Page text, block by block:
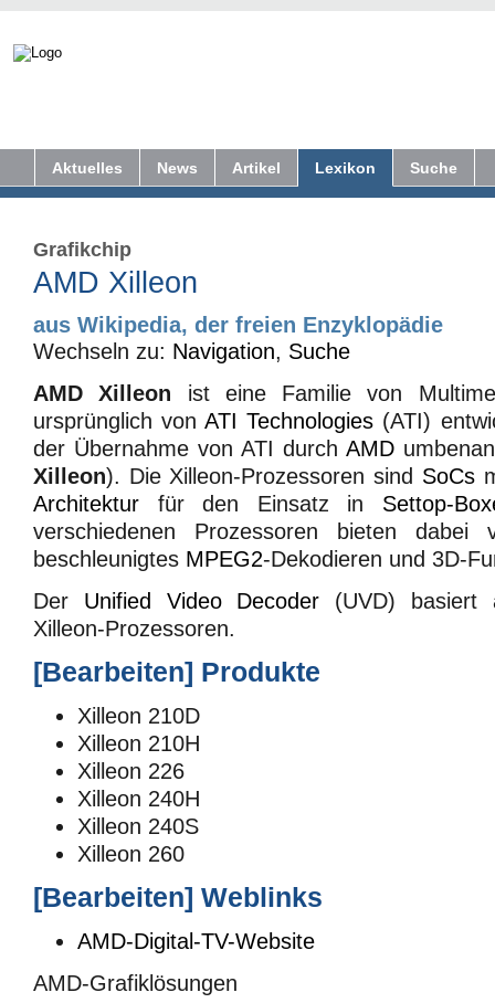
Aktuelles News Artikel Lexikon Suche
Grafikchip
AMD Xilleon
aus Wikipedia, der freien Enzyklopädie
Wechseln zu: Navigation, Suche
AMD Xilleon ist eine Familie von
ursprünglich vonATI Technologies (ATI)
der Übernahme von ATI durch AMD
Xilleon). Die Xilleon-Prozessoren sind SoCs
Architektur für den Einsatz in Settop-
verschiedenen Prozessoren bieten dabei
beschleunigtes MPEG2-Dekodieren und 3D-
Der Unified Video Decoder (UVD) basiert
Xilleon-Prozessoren.
[Bearbeiten] Produkte
Xilleon 210D
Xilleon 210H
Xilleon 226
Xilleon 240H
Xilleon 240S
Xilleon 260
[Bearbeiten] Weblinks
AMD-Digital-TV-Website
AMD-Grafiklösungen